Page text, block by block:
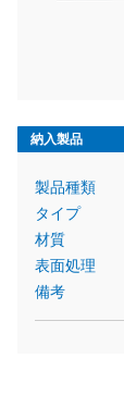
納入製品
製品種類
タイプ
材質
表面処理
備考